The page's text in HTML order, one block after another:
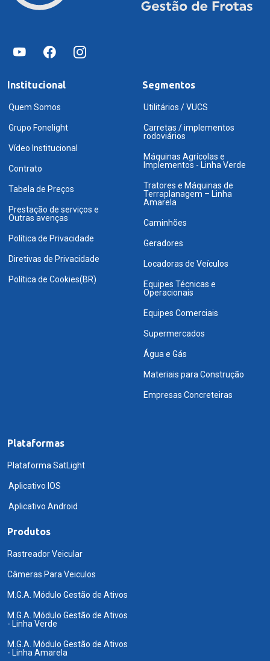
Institucional
Quem Somos
Grupo Fonelight
Vídeo Institucional
Contrato
Tabela de Preços
Prestação de serviços e
Outras avenças
Política de Privacidade
Diretivas de Privacidade
Política de Cookies(BR)
Segmentos
Utilitários / VUCS
Carretas / implementos
rodoviários
Máquinas Agrícolas e
Implementos - Linha Verde
Tratores e Máquinas de
Terraplanagem – Linha
Amarela
Caminhões
Geradores
Locadoras de Veículos
Equipes Técnicas e
Operacionais
Equipes Comerciais
Supermercados
Água e Gás
Materiais para Construção
Empresas Concreteiras
Plataformas
Plataforma SatLight
Aplicativo IOS
Aplicativo Android
Produtos
Rastreador Veicular
Câmeras Para Veiculos
M.G.A. Módulo Gestão de Ativos
M.G.A. Módulo Gestão de Ativos
- Linha Verde
M.G.A. Módulo Gestão de Ativos
- Linha Amarela